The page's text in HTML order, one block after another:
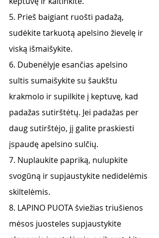
5. Prieš baigiant ruošti padažą,
sudėkite tarkuotą apelsino žievelę ir
viską išmaišykite.
6. Dubenėlyje esančias apelsino
sultis sumaišykite su šaukštu
krakmolo ir supilkite į keptuvę, kad
padažas sutirštėtų. Jei padažas per
daug sutirštėjo, jį galite praskiesti
įspaudę apelsino sulčių.
7. Nuplaukite papriką, nulupkite
svogūną ir supjaustykite nedidelėmis
skiltelėmis.
8. LAPINO PUOTA šviežias triušienos
mėsos juosteles supjaustykite